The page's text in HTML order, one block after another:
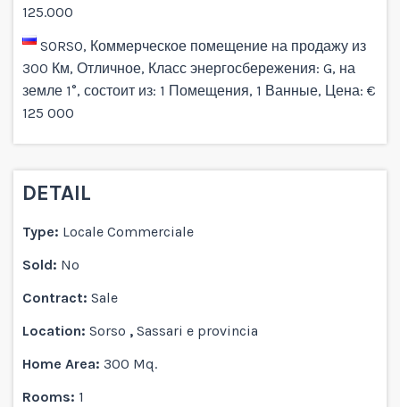
125.000
SORSO, Коммерческое помещение на продажу из
300 Км, Отличное, Класс энергосбережения: G, на
земле 1°, состоит из: 1 Помещения, 1 Ванные, Цена: €
125 000
DETAIL
Type: Locale Commerciale
Sold: No
Contract: Sale
Location: Sorso , Sassari e provincia
Home Area:
300 Mq.
Rooms: 1